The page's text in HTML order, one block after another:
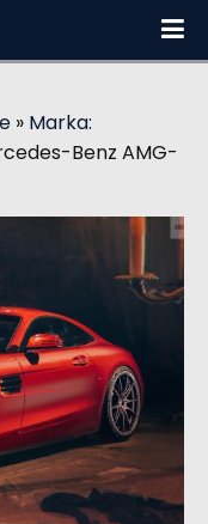
» Marka:
Benz AMG-